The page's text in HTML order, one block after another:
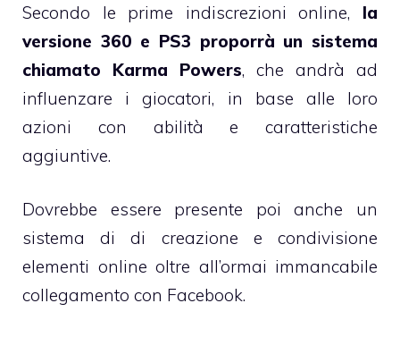
Secondo le prime indiscrezioni online, la
versione 360 e PS3 proporrà un sistema
chiamato Karma Powers, che andrà ad
influenzare i giocatori, in base alle loro
azioni con abilità e caratteristiche
aggiuntive.
Dovrebbe essere presente poi anche un
sistema di di creazione e condivisione
elementi online oltre all’ormai immancabile
collegamento con Facebook.